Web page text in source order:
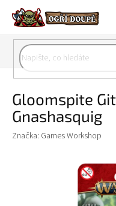
obsah
Gloomspite
Gnashasquig
Značka: Games Workshop